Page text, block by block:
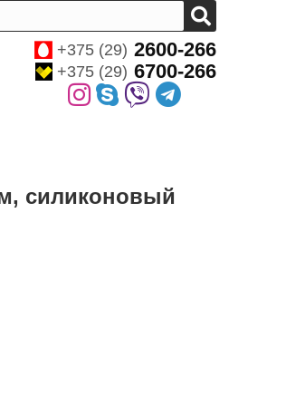
+375 (29) 2600-266
+375 (29) 6700-266
силиконовый